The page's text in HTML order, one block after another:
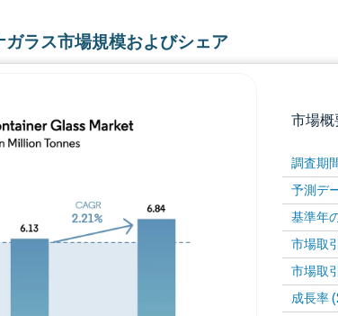
ガラス市場規模およびシェア
市場概
調査期
予測デ
基準年
市場取
市場取
成長率
画像 © Mordor Intelligence。再利用にはCC BY 4.0の表示